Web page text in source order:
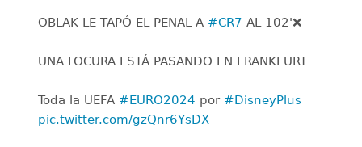
OBLAK LE TAPÓ EL PENAL A #CR7 AL 102'❌
UNA LOCURA ESTÁ PASANDO EN FRANKFURT
Toda la UEFA #EURO2024 por #DisneyPlus
pic.twitter.com/gzQnr6YsDX